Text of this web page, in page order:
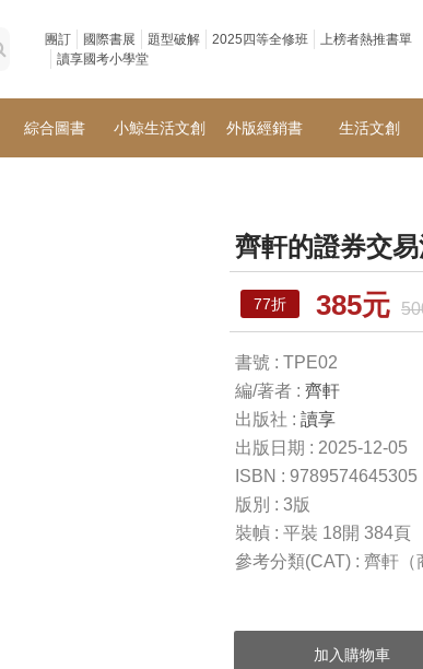
團訂 國際書展 題型破解 2025四等全修班
上榜者熱推書單
讀享國考小學堂
綜合圖書 小鯨生活文創 外版經銷書 生活文創
齊軒的證券交
77折 385元
書號 : TPE02
編/著者 : 齊軒
出版社 : 讀享
出版日期 : 2025-12-05
ISBN : 9789574645305
版別 : 3版
裝幀 : 平裝 18開 384頁
參考分類(CAT) : 齊軒（